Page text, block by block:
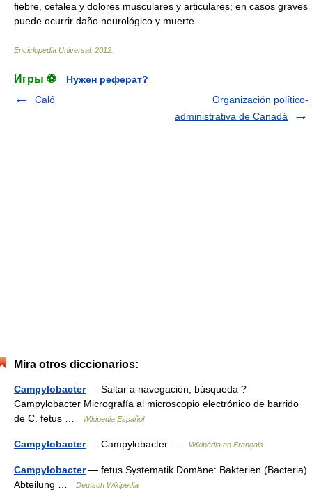
fiebre, cefalea y dolores musculares y articulares; en casos graves
puede ocurrir daño neurológico y muerte.
Enciclopedia Universal. 2012
Игры ⚽
Нужен реферат?
Caló
Organización político-
administrativa de Canadá
Mira otros diccionarios:
Campylobacter— Saltar a navegación, búsqueda ?
Campylobacter Micrografía al microscopio electrónico de barrido
de C. fetus …
Wikipedia Español
Campylobacter— Campylobacter … Wikipédia en Français
Campylobacter— fetus Systematik Domäne: Bakterien (Bacteria)
Abteilung …
Deutsch Wikipedia